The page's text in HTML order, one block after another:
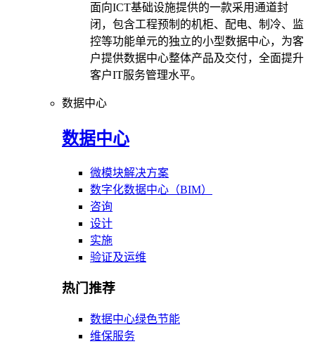
面向ICT基础设施提供的一款采用通道封
闭，包含工程预制的机柜、配电、制冷、监
控等功能单元的独立的小型数据中心，为客
户提供数据中心整体产品及交付，全面提升
客户IT服务管理水平。
数据中心
数据中心
微模块解决方案
数字化数据中心（BIM）
咨询
设计
实施
验证及运维
热门推荐
数据中心绿色节能
维保服务